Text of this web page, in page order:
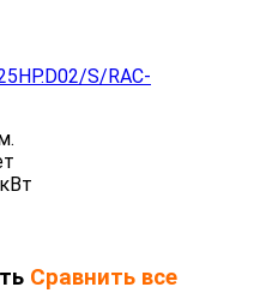
S/RAC-
Сравнить все